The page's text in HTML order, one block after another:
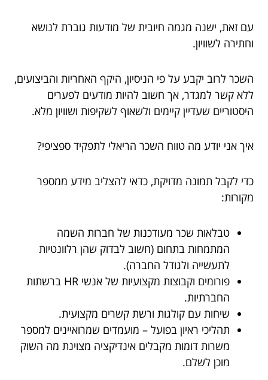
עם זאת, ישנה מגמה חיובית של מודעות גוברת לנושא
וחתירה לשוויון.
השכר לרוב יקבע על פי הניסיון, היקף האחריות והביצועים,
ללא קשר למגדר, אך חשוב להיות מודעים לפערים
היסטוריים שעדיין קיימים ולשאוף לשקיפות ושוויון מלא.
איך אני יודע מה טווח השכר הריאלי לתפקיד ספציפי?
כדי לקבל תמונה מדויקת, כדאי להצליב מידע ממספר
מקורות:
טבלאות שכר מעודכנות של חברות השמה
המתמחות בתחום (חשוב לבדוק שהן רלוונטיות
לתעשייה ולגודל החברה).
פורומים וקבוצות מקצועיות של אנשי HR ברשתות
החברתיות.
שיחות עם קולגות ורשת קשרים מקצועית.
תהליכי ראיון בפועל – מועמדים שמרואיינים למספר
משרות דומות מקבלים אינדיקציה מצוינת מה השוק
מוכן לשלם.